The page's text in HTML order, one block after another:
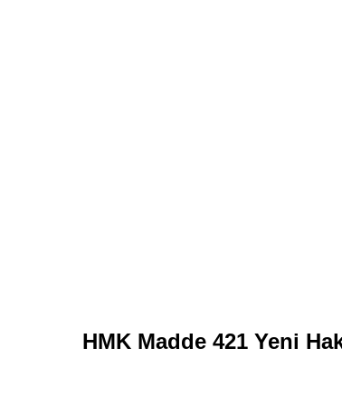
HMK Madde 421 Yeni